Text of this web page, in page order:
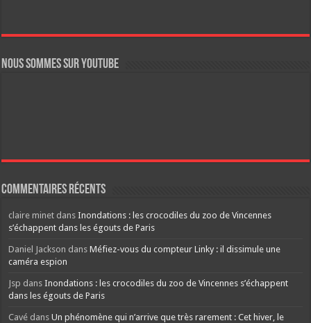
Nous sommes sur YouTube
Commentaires récents
claire minet dansInondations : les crocodiles du zoo de Vincennes
s’échappent dans les égouts de Paris
Daniel Jackson dansMéfiez-vous du compteur Linky : il dissimule une
caméra espion
Jsp dansInondations : les crocodiles du zoo de Vincennes s’échappent
dans les égouts de Paris
Cavé dansUn phénomène qui n’arrive que très rarement : Cet hiver, le